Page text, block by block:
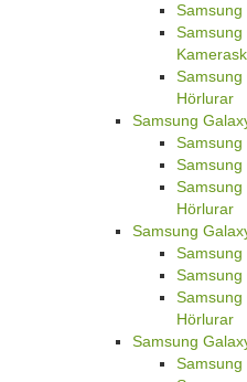
Samsung
Samsung
Samsung
Hörlurar
Samsung
Samsung
Samsung
Samsung
Hörlurar
Samsung
Samsung
Samsung
Samsung
Hörlurar
Samsung
Samsung